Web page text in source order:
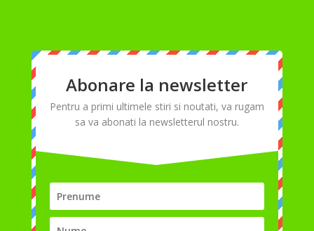
Abonare la newsletter
Pentru a primi ultimele stiri si noutati, va rugam
sa va abonati la newsletterul nostru.